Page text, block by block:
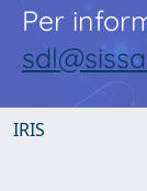
Per
IRIS